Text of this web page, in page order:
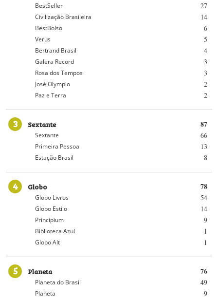
27
BestSeller
14
Civilização Brasileira
6
BestBolso
5
Verus
4
Bertrand Brasil
3
Galera Record
3
Rosa dos Tempos
2
José Olympio
2
Paz e Terra
3 87
Sextante
66
Sextante
13
Primeira Pessoa
8
Estação Brasil
4 78
Globo
54
Globo Livros
14
Globo Estilo
9
Principium
1
Biblioteca Azul
1
Globo Alt
5 76
Planeta
49
Planeta do Brasil
9
Planeta